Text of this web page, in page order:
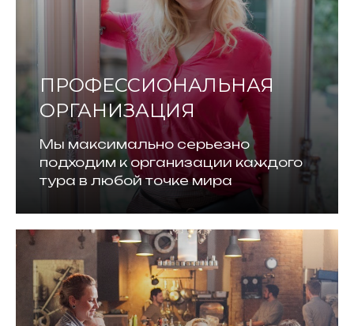
ПРОФЕССИОНАЛЬНАЯ
ОРГАНИЗАЦИЯ
Мы максимально серьезно
подходим к организации каждого
тура в любой точке мира